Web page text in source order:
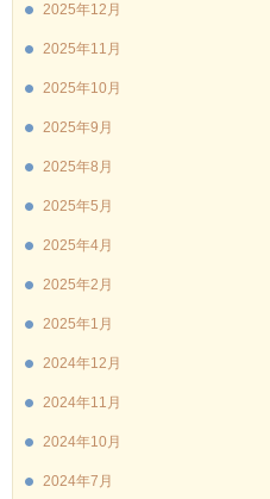
2025年12月
2025年11月
2025年10月
2025年9月
2025年8月
2025年5月
2025年4月
2025年2月
2025年1月
2024年12月
2024年11月
2024年10月
2024年7月